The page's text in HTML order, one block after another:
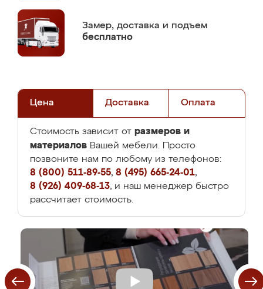
Замер, доставка и подъем
бесплатно
Цена Доставка Оплата
Стоимость зависит от размеров и
материалов Вашей мебели. Просто
позвоните нам по любому из телефонов:
8 (800) 511-89-55, 8 (495) 665-24-01,
8 (926) 409-68-13, и наш менеджер быстро
рассчитает стоимость.